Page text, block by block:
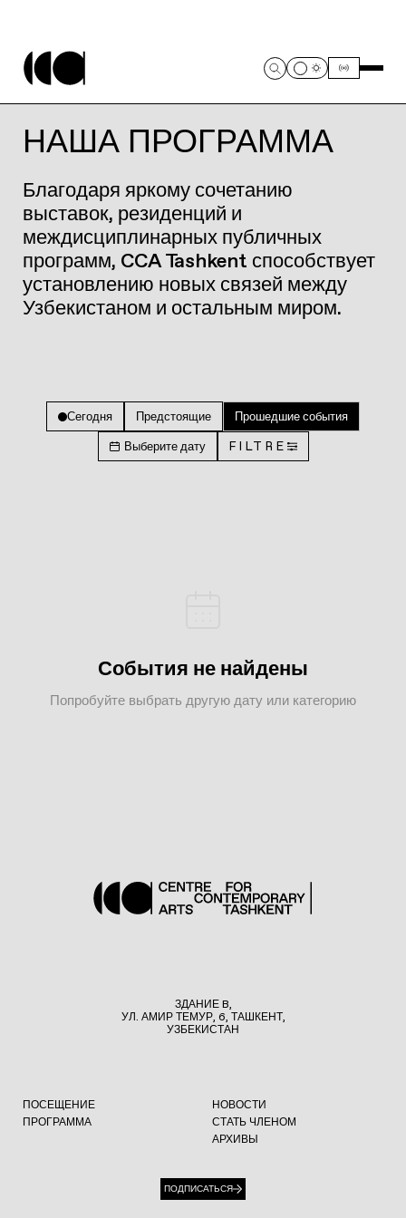
НАША ПРОГРАММА
Благодаря яркому сочетанию
выставок, резиденций и
междисциплинарных публичных
программ, CCA Tashkent способствует
установлению новых связей между
Узбекистаном и остальным миром.
Сегодня Предстоящие Прошедшие события
Выберите дату FILTRE
События не найдены
Попробуйте выбрать другую дату или категорию
ЗДАНИЕ B,
УЛ. АМИР ТЕМУР, 6, ТАШКЕНТ,
УЗБЕКИСТАН
ПОСЕЩЕНИЕ
ПРОГРАММА
НОВОСТИ
СТАТЬ ЧЛЕНОМ
АРХИВЫ
ПОДПИСАТЬСЯ